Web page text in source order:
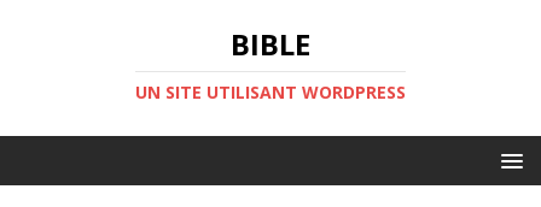
BIBLE
UN SITE UTILISANT WORDPRESS